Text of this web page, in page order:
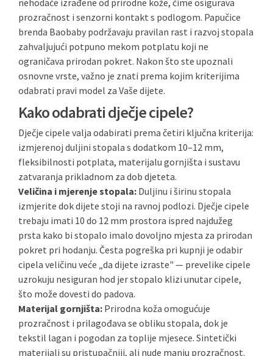
nehodače izrađene od prirodne kože, čime osigurava
prozračnost i senzorni kontakt s podlogom. Papučice
brenda Baobaby podržavaju pravilan rast i razvoj stopala
zahvaljujući potpuno mekom potplatu koji ne
ograničava prirodan pokret. Nakon što ste upoznali
osnovne vrste, važno je znati prema kojim kriterijima
odabrati pravi model za Vaše dijete.
Kako odabrati dječje cipele?
Dječje cipele valja odabirati prema četiri ključna kriterija:
izmjerenoj duljini stopala s dodatkom 10–12 mm,
fleksibilnosti potplata, materijalu gornjišta i sustavu
zatvaranja prikladnom za dob djeteta.
Veličina i mjerenje stopala: Duljinu i širinu stopala
izmjerite dok dijete stoji na ravnoj podlozi. Dječje cipele
trebaju imati 10 do 12 mm prostora ispred najdužeg
prsta kako bi stopalo imalo dovoljno mjesta za prirodan
pokret pri hodanju. Česta pogreška pri kupnji je odabir
cipela veličinu veće „da dijete izraste" — prevelike cipele
uzrokuju nesiguran hod jer stopalo klizi unutar cipele,
što može dovesti do padova.
Materijal gornjišta: Prirodna koža omogućuje
prozračnost i prilagođava se obliku stopala, dok je
tekstil lagan i pogodan za toplije mjesece. Sintetički
materijali su pristupačniji, ali nude manju prozračnost.